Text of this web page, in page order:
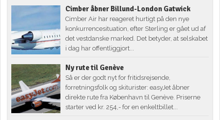
Cimber åbner Billund-London Gatwick
Cimber Air har reageret hurtigt på den nye
konkurrencesituation, efter Sterling er gået ud af
det vestdanske marked. Det betyder, at selskabet
i dag har offentliggjort...
Ny rute til Genève
Så er der godt nyt for fritidsrejsende,
forretningsfolk og skiturister: easyJet åbner
direkte rute fra København til Genève. Priserne
starter ved kr. 254,- for en enkeltbillet...